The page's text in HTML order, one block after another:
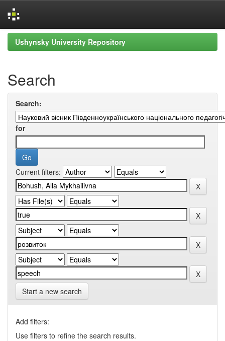
Skip
navigation
Ushynsky University Repository
Search
Search:
for
Current filters:
Start a new search
Add filters:
Use filters to refine the search results.